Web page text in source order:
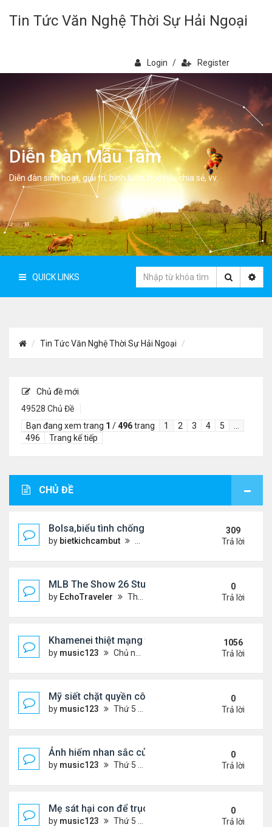
Tin Tức Văn Nghệ Thời Sự Hải Ngoại
Login / Register
Diễn Đàn Mẫu Tâm
Diễn đàn sinh hoạt, giải trí, bình luân, học hỏi, chia sẻ, vv.
QUICK LINKS
Tin Tức Văn Nghệ Thời Sự Hải Ngoại
Chủ đề mới
49528 Chủ Đề
Bạn đang xem trang 1 /496trang 1 2 3 4 5
496
Trang kế tiếp
CHỦ ĐỀ
Bolsa,biểu tình chống ca nô.
by bietkichcambut
309
Trả lời
MLB The Show 26 Stubs Tips for Efficient
by EchoTraveler Thứ 6 Tháng 8 07, 2026 12:31 am
0
Trả lời
Khamenei thiệt mạng trong cuộc tấn công phối
by music123 Chủ nhật Tháng 3 01, 2026 5:22 am
1056
Trả lời
Mỹ siết chặt quyền công dân theo nơi sinh, mở
by music123 Thứ 5 Tháng 8 06, 2026 5:09 pm
0
Trả lời
Ảnh hiếm nhan sắc của Thẩm Thuý Hằng
by music123 Thứ 5 Tháng 8 06, 2026 4:56 pm
0
Trả lời
Mẹ sát hại con để trục lợi bảo hiểm
by music123 Thứ 5 Tháng 8 06, 2026 4:53 pm
0
Trả lời